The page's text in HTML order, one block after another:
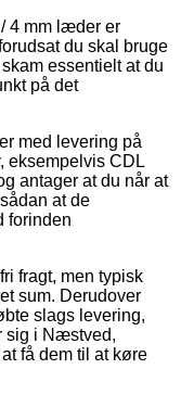
4 mm læder er
du skal bruge
essentielt at du
på det
med levering på
eksempelvis CDL
antager at du når at
at de
forinden
fragt, men typisk
sum. Derudover
slags levering,
sig i Næstved,
få dem til at køre